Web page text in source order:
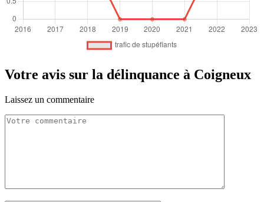
Votre avis sur la délinquance à Coigneux
Laissez un commentaire